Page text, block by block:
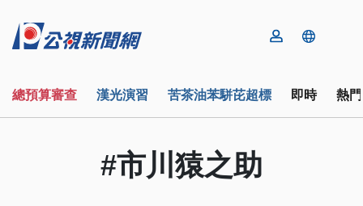
總預算審查 漢光演習 苦茶油苯駢芘超標 即時 熱
#市川猿之助